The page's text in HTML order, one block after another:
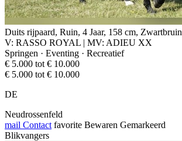
Duits rijpaard, Ruin, 4 Jaar, 158 cm, Zwartbruin
V: RASSO ROYAL | MV: ADIEU XX
Springen · Eventing · Recreatief
€ 5.000 tot € 10.000
€ 5.000 tot € 10.000
DE
Neudrossenfeld
mail Contact favorite Bewaren Gemarkeerd
Blikvangers